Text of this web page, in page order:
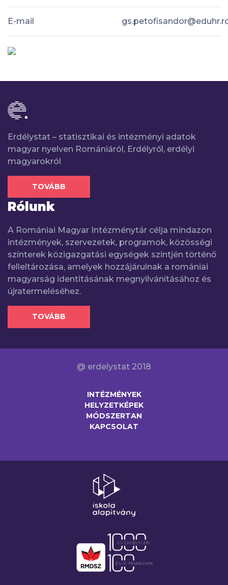
E-mail
Erdélystat – statisztikai és intézményi adatok
magyar nyelven Romániáról, Erdélyről, erdélyi
magyarokról
TOVÁBB
Rólunk
A Romániai Magyar Intézménytár célja mindazon
intézmények, szervezetek, programok, közösségi
színterek közigazgatási egységek szintjén történő
felleltározása, amelyek hozzájárulnak a romániai
magyarság identitásának megnyilvánításához és
újratermeléséhez.
TOVÁBB
@ erdelystat 2018
INTÉZMÉNYEK
HELYZETKÉPEK
MÓDSZERTAN
KAPCSOLAT